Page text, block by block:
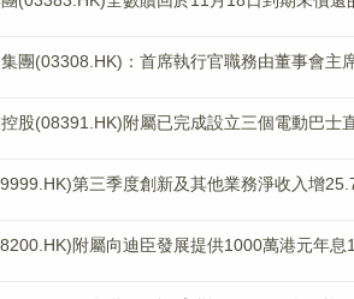
團(03308.HK)：首席執行官職務由董事會主
股(08391.HK)附屬已完成設立三個電動巴士
第三季度創新及其他業務淨收入增
附屬向迪臣發展提供1000萬港元年息